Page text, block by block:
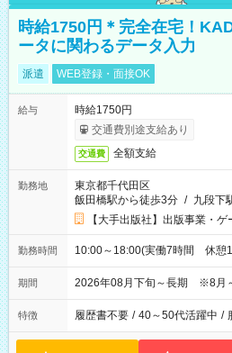
時給1750円＊完全在宅！
ータに関わるデータ入力
派遣 WEB登録・面接OK
給与
時給1750円
交通費別途支給あり
交通費 全額支給
勤務地
東京都千代田区
飯田橋駅から徒歩3分 / 九段下
【大手出版社】出版事業・
勤務時間 10:00～18:00(実働7時間 休憩
期間 2026年08月下旬～長期 ※8月
特徴 履歴書不要 / 40～50代活躍中 /